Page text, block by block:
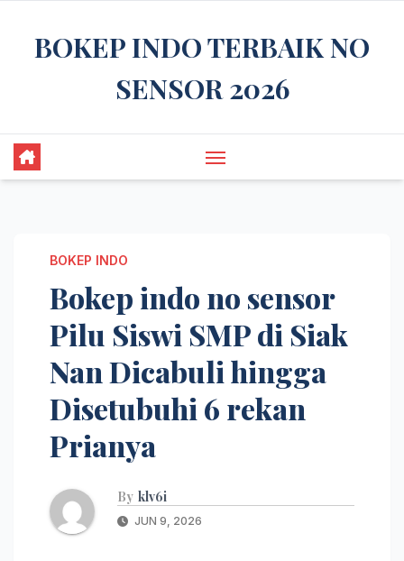
BOKEP INDO TERBAIK NO
SENSOR 2026
BOKEP INDO
Bokep indo no sensor
Pilu Siswi SMP di Siak
Nan Dicabuli hingga
Disetubuhi 6 rekan
Prianya
By klv6i
JUN 9, 2026